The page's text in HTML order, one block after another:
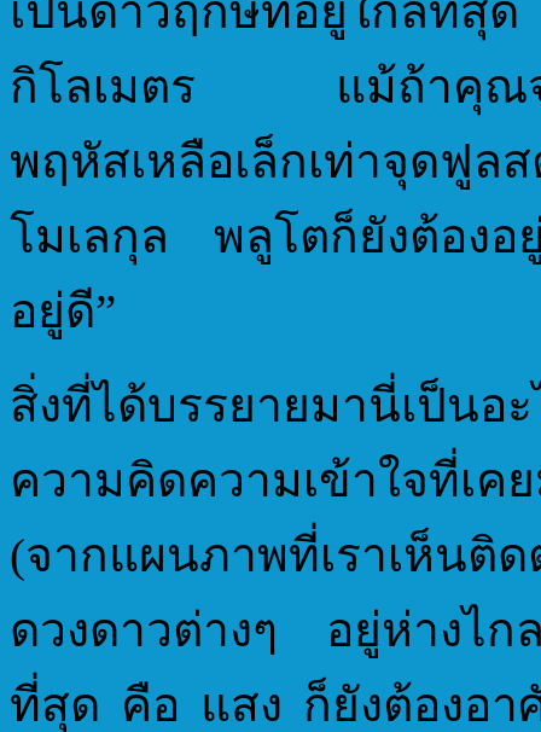
เป็นดาวฤกษ์ที่อยู่ใกล้
กิโลเมตร แม้ถ้าคุณจะ
พฤหัสเหลือเล็กเท่าจุดฟูล
โมเลกุล พลูโตก็ยังต้อง
อยู่ดี”
สิ่งที่ได้บรรยายมานี่เป็นอ
ความคิดความเข้าใจที่เค
(จากแผนภาพที่เราเห็นติ
ดวงดาวต่างๆ อยู่ห่างไ
ที่สุด คือ แสง ก็ยังต้องอา